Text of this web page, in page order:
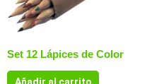
Set 12 Lápices de Color